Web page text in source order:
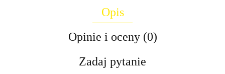
Opis
Opinie i oceny (0)
Zadaj pytanie